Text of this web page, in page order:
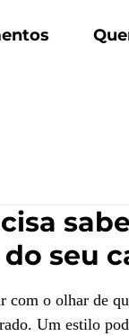
seu
com o olhar de
Um estilo